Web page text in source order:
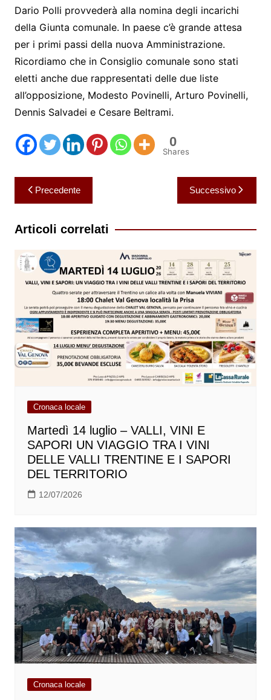
Dario Polli provvederà alla nomina degli incarichi
della Giunta comunale. In paese c’è grande attesa
per i primi passi della nuova Amministrazione.
Ricordiamo che in Consiglio comunale sono stati
eletti anche due rappresentati delle due liste
all’opposizione, Modesto Povinelli, Arturo Povinelli,
Dennis Salvadei e Cesare Beltrami.
0
Shares
Navigazione
articoli
Precedente Successivo
Articoli correlati
Cronaca locale
Martedì 14 luglio – VALLI, VINI E
SAPORI UN VIAGGIO TRA I VINI
DELLE VALLI TRENTINE E I SAPORI
DEL TERRITORIO
12/07/2026
Cronaca locale